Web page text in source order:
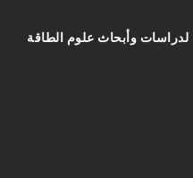
وأبحاث علوم الطاقة